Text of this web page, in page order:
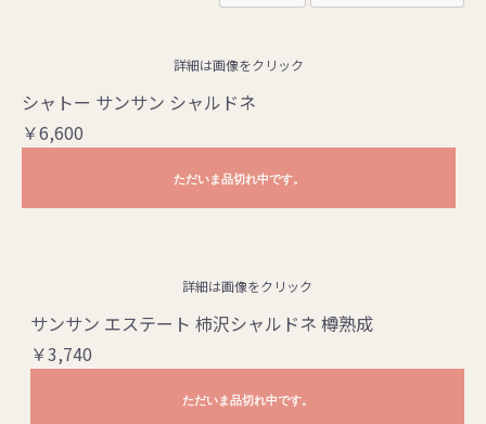
詳細は画像をクリック
シャトー サンサン シャルドネ
￥6,600
ただいま品切れ中です。
詳細は画像をクリック
サンサン エステート 柿沢シャルドネ 樽熟成
￥3,740
ただいま品切れ中です。